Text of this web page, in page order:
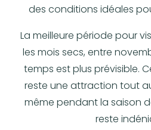
des conditions idéales
La meilleure période pour
les mois secs, entre
temps est plus prévisible.
reste une attraction tout
même pendant la saison
reste